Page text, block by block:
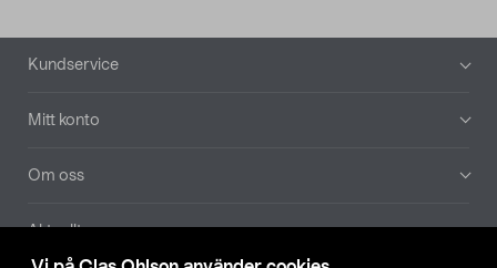
Sidfot
Kundservice
Mitt konto
Om oss
Aktuellt